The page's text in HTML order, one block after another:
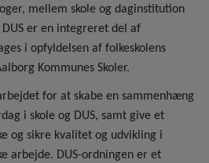
mellem skole og daginstitution
er en integreret del af
i opfyldelsen af folkeskolens
Kommunes Skoler.
for at skabe en sammenhæng
i skole og DUS, samt give et
og sikre kvalitet og udvikling i
arbejde. DUS-ordningen er et